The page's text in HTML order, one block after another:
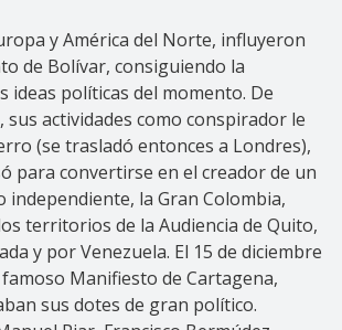
y América del Norte, influyeron
de Bolívar, consiguiendo la
ideas políticas del momento. De
sus actividades como conspirador le
(se trasladó entonces a Londres),
para convertirse en el creador de un
independiente, la Gran Colombia,
territorios de la Audiencia de Quito,
y por Venezuela. El 15 de diciembre
Manifiesto de Cartagena,
sus dotes de gran político.